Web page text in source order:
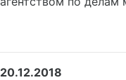
20.12.2018